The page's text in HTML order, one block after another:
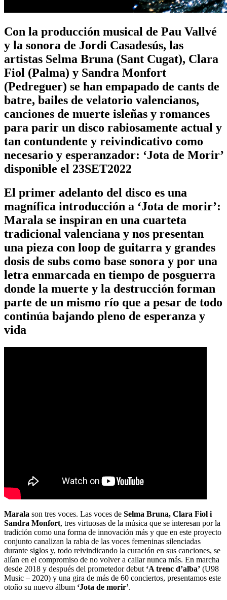
Con la producción musical de Pau Vallvé
y la sonora de Jordi Casadesús, las
artistas Selma Bruna (Sant Cugat), Clara
Fiol (Palma) y Sandra Monfort
(Pedreguer) se han empapado de cants de
batre, bailes de velatorio valencianos,
canciones de muerte isleñas y romances
para parir un disco rabiosamente actual y
tan contundente y reivindicativo como
necesario y esperanzador: ‘Jota de Morir’
disponible el 23SET2022
El primer adelanto del disco es una
magnífica introducción a ‘Jota de morir’:
Marala se inspiran en una cuarteta
tradicional valenciana y nos presentan
una pieza con loop de guitarra y grandes
dosis de subs como base sonora y por una
letra enmarcada en tiempo de posguerra
donde la muerte y la destrucción forman
parte de un mismo río que a pesar de todo
continúa bajando pleno de esperanza y
vida
Marala son tres voces. Las voces de Selma Bruna, Clara Fiol i
Sandra Monfort, tres virtuosas de la música que se interesan por la
tradición como una forma de innovación más y que en este proyecto
conjunto canalizan la rabia de las voces femeninas silenciadas
durante siglos y, todo reivindicando la curación en sus canciones, se
alían en el compromiso de no volver a callar nunca más. En marcha
desde 2018 y después del prometedor debut ‘A trenc d’alba’ (U98
Music – 2020) y una gira de más de 60 conciertos, presentamos este
otoño su nuevo álbum ‘Jota de morir’.